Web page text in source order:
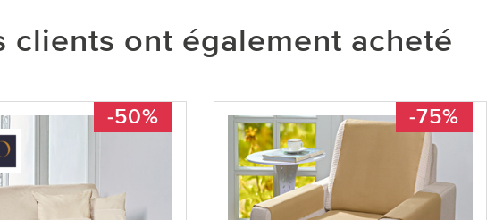
clients ont également acheté
-50% -75%